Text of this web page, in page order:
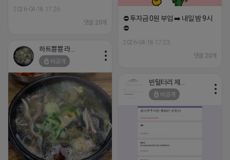
2026-04-18 17:26
댓글:20개
⛔️ 투자금 0원 부업 ➡️ 내일 밤 9시
⛔️
2026-04-18 17:23
댓글:20개
하트뿅뿅 라이언
비공개
비공개